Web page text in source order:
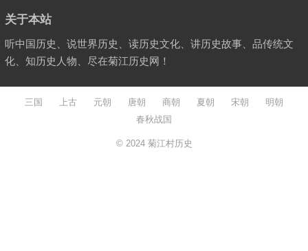
关于本站
听中国历史、说世界历史、读历史文化、讲历史故事、品传统文
化、知历史人物、尽在菊江历史网！
三国 上古 元朝 唐朝 商朝 夏朝 宋朝
明朝
春秋战国
© 2024 菊江村历史